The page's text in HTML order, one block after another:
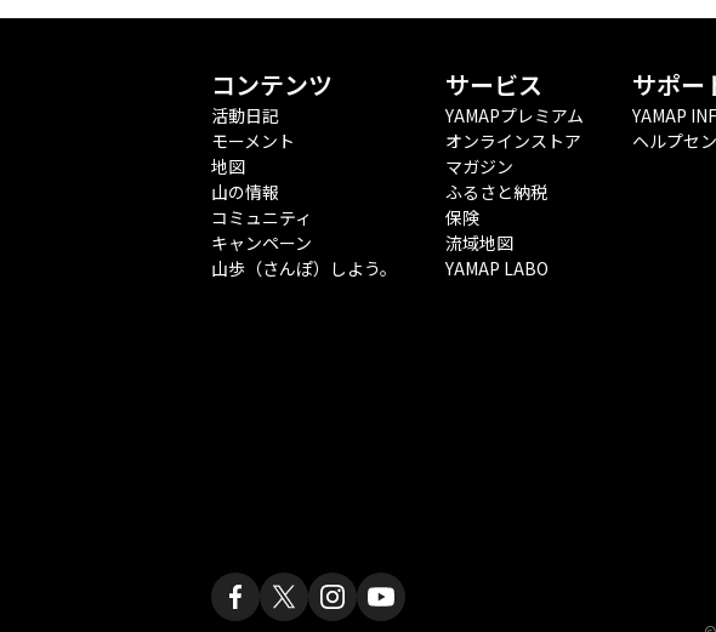
コンテンツ
活動日記
モーメント
地図
山の情報
コミュニティ
キャンペーン
山歩（さんぽ）しよう。
サービス
YAMAPプレミアム
オンラインストア
マガジン
ふるさと納税
保険
流域地図
YAMAP LABO
サポー
YAMAP
ヘルプセ